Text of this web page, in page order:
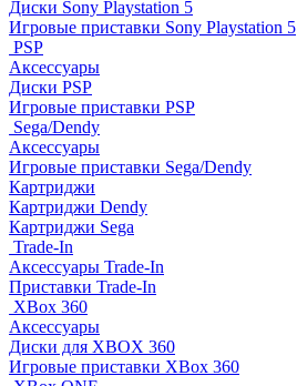
Диски Sony Playstation 5
Игровые приставки Sony Playstation 5
PSP
Аксессуары
Диски PSP
Игровые приставки PSP
Sega/Dendy
Аксессуары
Игровые приставки Sega/Dendy
Картриджи
Картриджи Dendy
Картриджи Sega
Trade-In
Аксессуары Trade-In
Приставки Trade-In
XBox 360
Аксессуары
Диски для XBOX 360
Игровые приставки XBox 360